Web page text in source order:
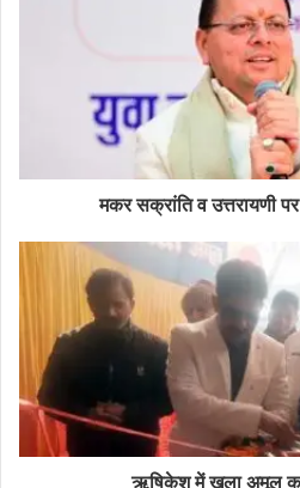
मकर सक्रांति व उत्तरायणी
ऋषिकेश में खुला अमूल